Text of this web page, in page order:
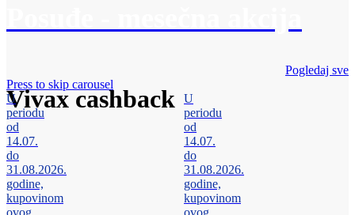
Vivax cashback
Pogledaj sve
Press to skip carousel
U
periodu
od
14.07.
do
31.08.2026.
godine,
kupovinom
ovog
U
periodu
od
14.07.
do
31.08.2026.
godine,
kupovinom
ovog